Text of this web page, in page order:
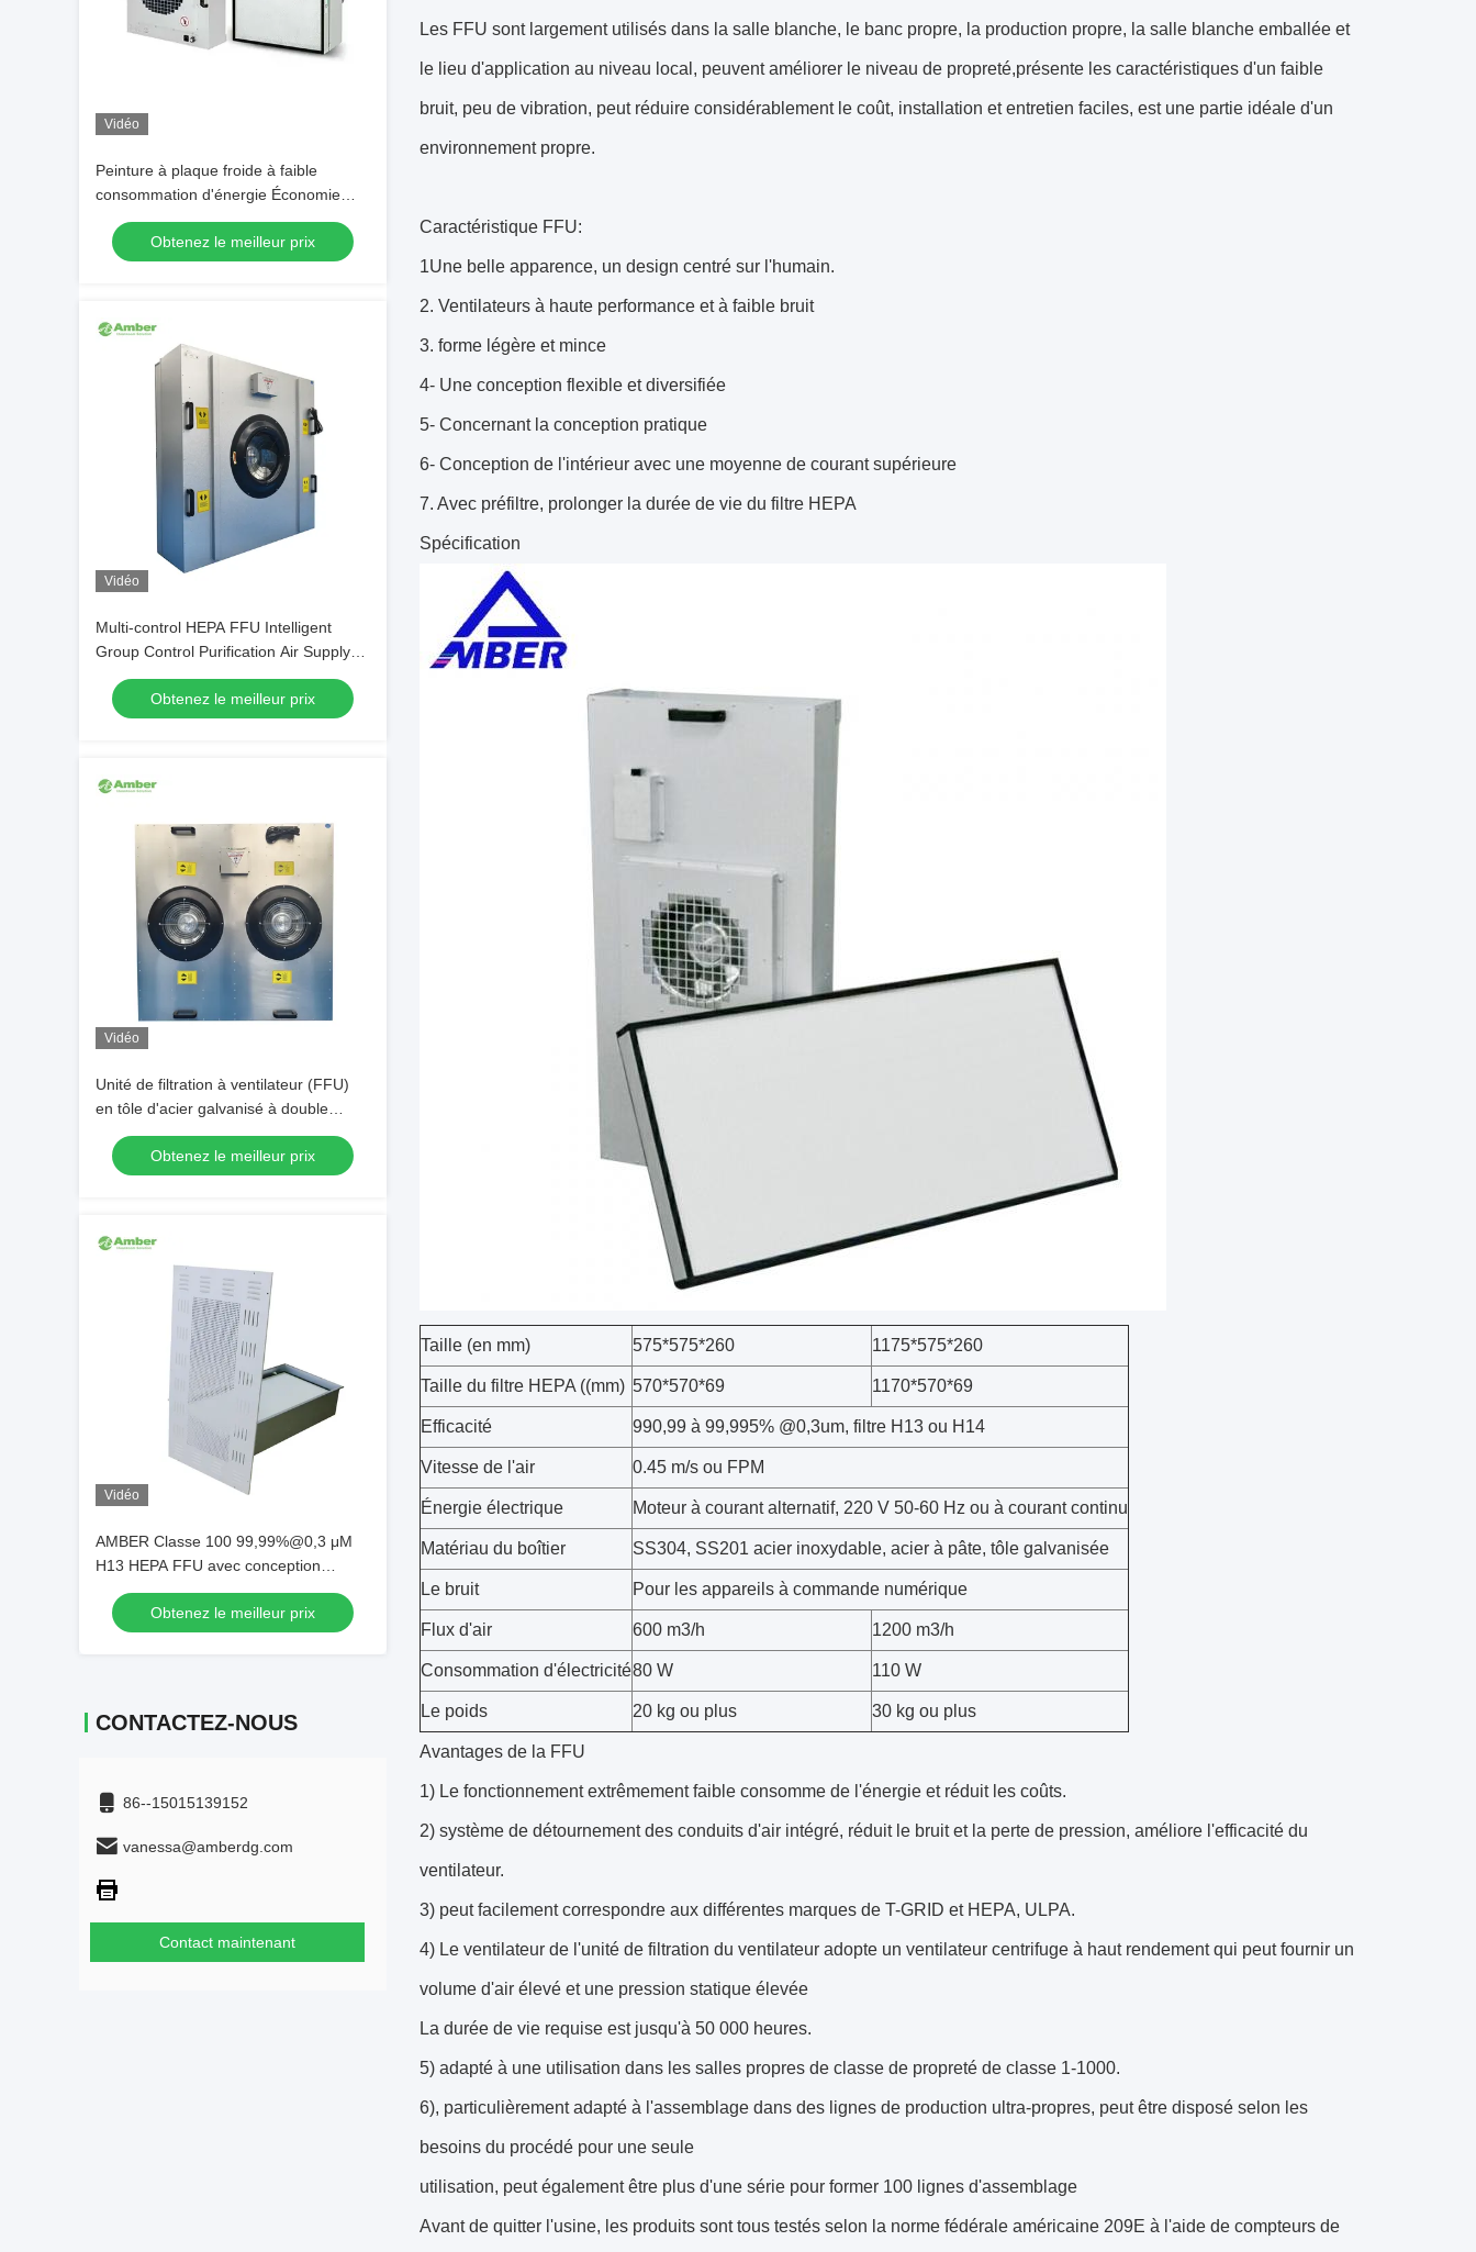
Vidéo
Peinture à plaque froide à faible
consommation d'énergie Économie
d'énergie AC HEPA Unité de filtre de
ventilateur H14 Filtre
Obtenez le meilleur prix
Vidéo
Multi-control HEPA FFU Intelligent
Group Control Purification Air Supply
Obtenez le meilleur prix
Vidéo
Unité de filtration à ventilateur (FFU)
en tôle d'acier galvanisé à double
ventilateur avec capteur de pression
différentielleObtenez le meilleur prix
Vidéo
AMBER Classe 100 99,99%@0,3 μM
H13 HEPA FFU avec conception
détachable inférieure
Obtenez le meilleur prix
CONTACTEZ-NOUS
86--15015139152
vanessa@amberdg.com
Contact maintenant
Les FFU sont largement utilisés dans la salle blanche, le banc propre, la production propre, la salle blanche emballée et
le lieu d'application au niveau local, peuvent améliorer le niveau de propreté,présente les caractéristiques d'un faible
bruit, peu de vibration, peut réduire considérablement le coût, installation et entretien faciles, est une partie idéale d'un
environnement propre.
Caractéristique FFU:
1Une belle apparence, un design centré sur l'humain.
2. Ventilateurs à haute performance et à faible bruit
3. forme légère et mince
4- Une conception flexible et diversifiée
5- Concernant la conception pratique
6- Conception de l'intérieur avec une moyenne de courant supérieure
7. Avec préfiltre, prolonger la durée de vie du filtre HEPA
Spécification
Taille (en mm) 575*575*260 1175*575*260
Taille du filtre HEPA ((mm) 570*570*69 1170*570*69
Efficacité 990,99 à 99,995% @0,3um, filtre H13 ou H14
Vitesse de l'air 0.45 m/s ou FPM
Énergie électrique Moteur à courant alternatif, 220 V 50-60 Hz ou à courant continu
Matériau du boîtier SS304, SS201 acier inoxydable, acier à pâte, tôle galvanisée
Le bruit Pour les appareils à commande numérique
Flux d'air 600 m3/h 1200 m3/h
Consommation d'électricité80 W 110 W
Le poids 20 kg ou plus 30 kg ou plus
Avantages de la FFU
1) Le fonctionnement extrêmement faible consomme de l'énergie et réduit les coûts.
2) système de détournement des conduits d'air intégré, réduit le bruit et la perte de pression, améliore l'efficacité du
ventilateur.
3) peut facilement correspondre aux différentes marques de T-GRID et HEPA, ULPA.
4) Le ventilateur de l'unité de filtration du ventilateur adopte un ventilateur centrifuge à haut rendement qui peut fournir un
volume d'air élevé et une pression statique élevée
La durée de vie requise est jusqu'à 50 000 heures.
5) adapté à une utilisation dans les salles propres de classe de propreté de classe 1-1000.
6), particulièrement adapté à l'assemblage dans des lignes de production ultra-propres, peut être disposé selon les
besoins du procédé pour une seule
utilisation, peut également être plus d'une série pour former 100 lignes d'assemblage
Avant de quitter l'usine, les produits sont tous testés selon la norme fédérale américaine 209E à l'aide de compteurs de